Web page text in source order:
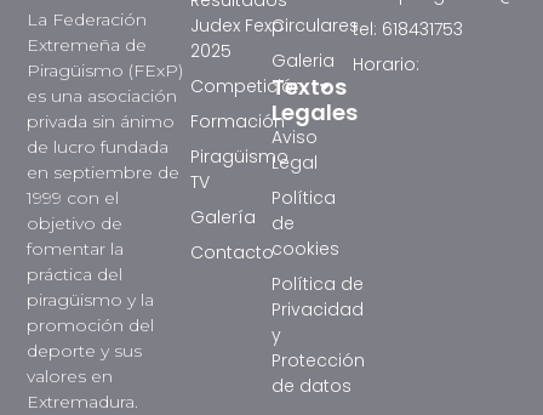
La Federación
Extremeña de
Piragüismo (FExP)
es una asociación
privada sin ánimo
de lucro fundada
en septiembre de
1999 con el
objetivo de
fomentar la
práctica del
piragüismo y la
promoción del
deporte y sus
valores en
Extremadura.
Circulares
Galeria
Textos
Legales
Aviso
Legal
Política
de
cookies
Política de
Privacidad
y
Protección
de datos
Judex Fexp
2025
Competición
Formación
Piragüismo
TV
Galería
Contacto
tel: 618431753
Horario: